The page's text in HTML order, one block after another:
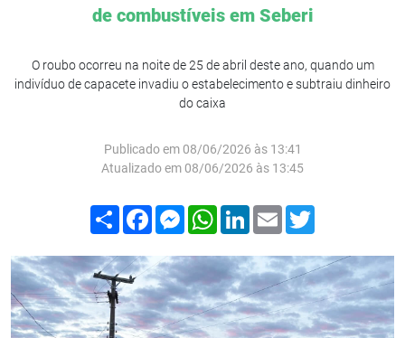
de combustíveis em Seberi
O roubo ocorreu na noite de 25 de abril deste ano, quando um
indivíduo de capacete invadiu o estabelecimento e subtraiu dinheiro
do caixa
Publicado em 08/06/2026 às 13:41
Atualizado em 08/06/2026 às 13:45
Compartilhar
FacebookMessenger
WhatsApp
LinkedIn
Email